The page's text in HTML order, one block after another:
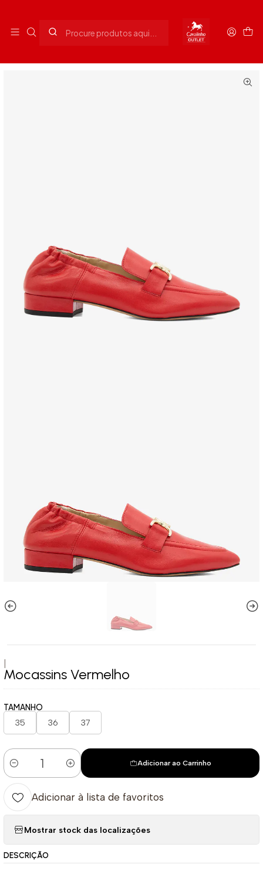
Início Senhora Calçado Senhora Mocassins Vermelho
Mocassins Vermelho
TAMANHO
35 36 37
Quantidade
Adicionar ao Carrinho
Adicionar à lista de favoritos
Mostrar stock das localizações
DESCRIÇÃO